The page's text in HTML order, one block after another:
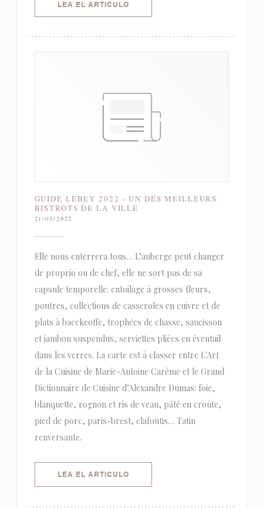
LEA EL ARTICULO((ABRE EN UNA NUEVA
GUIDE LEBEY 2022 - UN DES MEILLEURS
BISTROTS DE LA VILLE
21/03/2022
Elle nous enterrera tous… L’auberge peut changer
de proprio ou de chef, elle ne sort pas de sa
capsule temporelle: entoilage à grosses fleurs,
poutres, collections de casseroles en cuivre et de
plats à baeckeoffe, trophées de chasse, saucisson
et jambon suspendus, serviettes pliées en éventail
dans les verres. La carte est à classer entre L'Art
de la Cuisine de Marie-Antoine Carême et le Grand
Dictionnaire de Cuisine d’Alexandre Dumas: foie,
blanquette, rognon et ris de veau, pâté en croûte,
pied de porc, paris-brest, clafoutis… Tatin
renversante.
LEA EL ARTICULO((ABRE EN UNA NUEVA